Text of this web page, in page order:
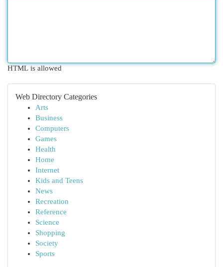
HTML is allowed
Web Directory Categories
Arts
Business
Computers
Games
Health
Home
Internet
Kids and Teens
News
Recreation
Reference
Science
Shopping
Society
Sports